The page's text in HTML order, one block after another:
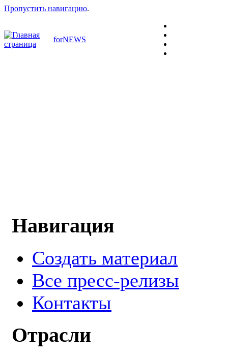
Пропустить навигацию.
forNEWS
Навигация
Создать материал
Все пресс-релизы
Контакты
Отрасли